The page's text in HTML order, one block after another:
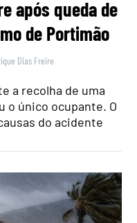
após queda de
de Portimão
Dias Freire
a recolha de uma
o único ocupante. O
do acidente